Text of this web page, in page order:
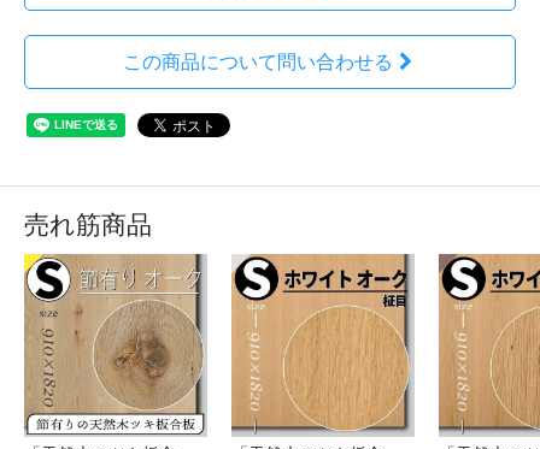
この商品について問い合わせる
売れ筋商品